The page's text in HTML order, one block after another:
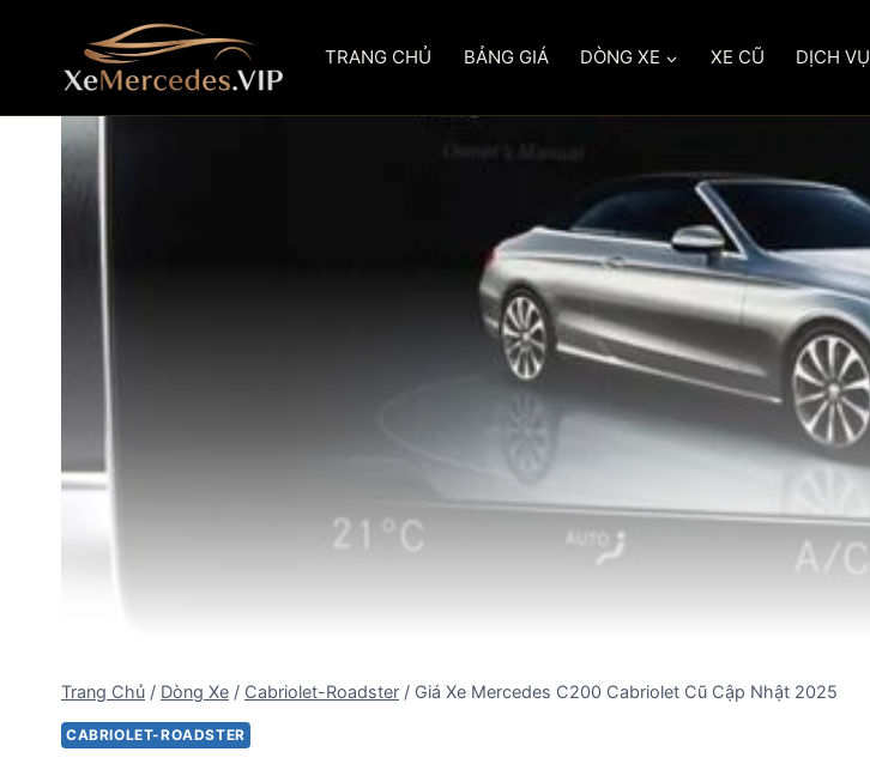
content
TRANG CHỦ BẢNG GIÁ DÒNG XE XE CŨ DỊCH VỤ
Trang Chủ / Dòng Xe / Cabriolet-Roadster / Giá Xe Mercedes C200 Cabriolet Cũ Cập Nhật 2025
CABRIOLET-ROADSTER